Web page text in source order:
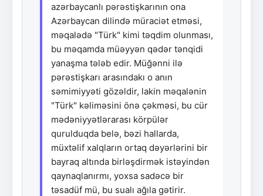
azərbaycanlı pərəstişkarının ona
Azərbaycan dilində müraciət etməsi,
məqalədə "Türk" kimi təqdim olunması,
bu məqamda müəyyən qədər tənqidi
yanaşma tələb edir. Müğənni ilə
pərəstişkarı arasındakı o anın
səmimiyyəti gözəldir, lakin məqalənin
"Türk" kəliməsini önə çəkməsi, bu cür
mədəniyyətlərarası körpülər
qurulduqda belə, bəzi hallarda,
müxtəlif xalqların ortaq dəyərlərini bir
bayraq altında birləşdirmək istəyindən
qaynaqlanırmı, yoxsa sadəcə bir
təsadüf mü, bu sualı ağıla gətirir.